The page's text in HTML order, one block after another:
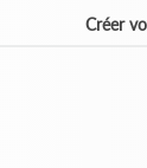
Créer